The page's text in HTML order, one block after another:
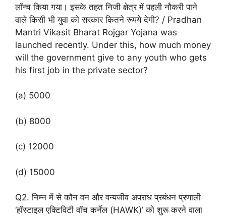
लॉन्च किया गया। इसके तहत निजी क्षेत्र में पहली नौकरी पाने
वाले किसी भी युवा को सरकार कितने रूपये देगी? / Pradhan
Mantri Vikasit Bharat Rojgar Yojana was
launched recently. Under this, how much money
will the government give to any youth who gets
his first job in the private sector?
(a) 5000
(b) 8000
(c) 12000
(d) 15000
Q2. निम्न में से कौन वन और वन्यजीव अपराध प्रबंधन प्रणाली
‘हॉस्टाइल एक्टिविटी वॉच कर्नेल (HAWK)’ को शुरू करने वाला